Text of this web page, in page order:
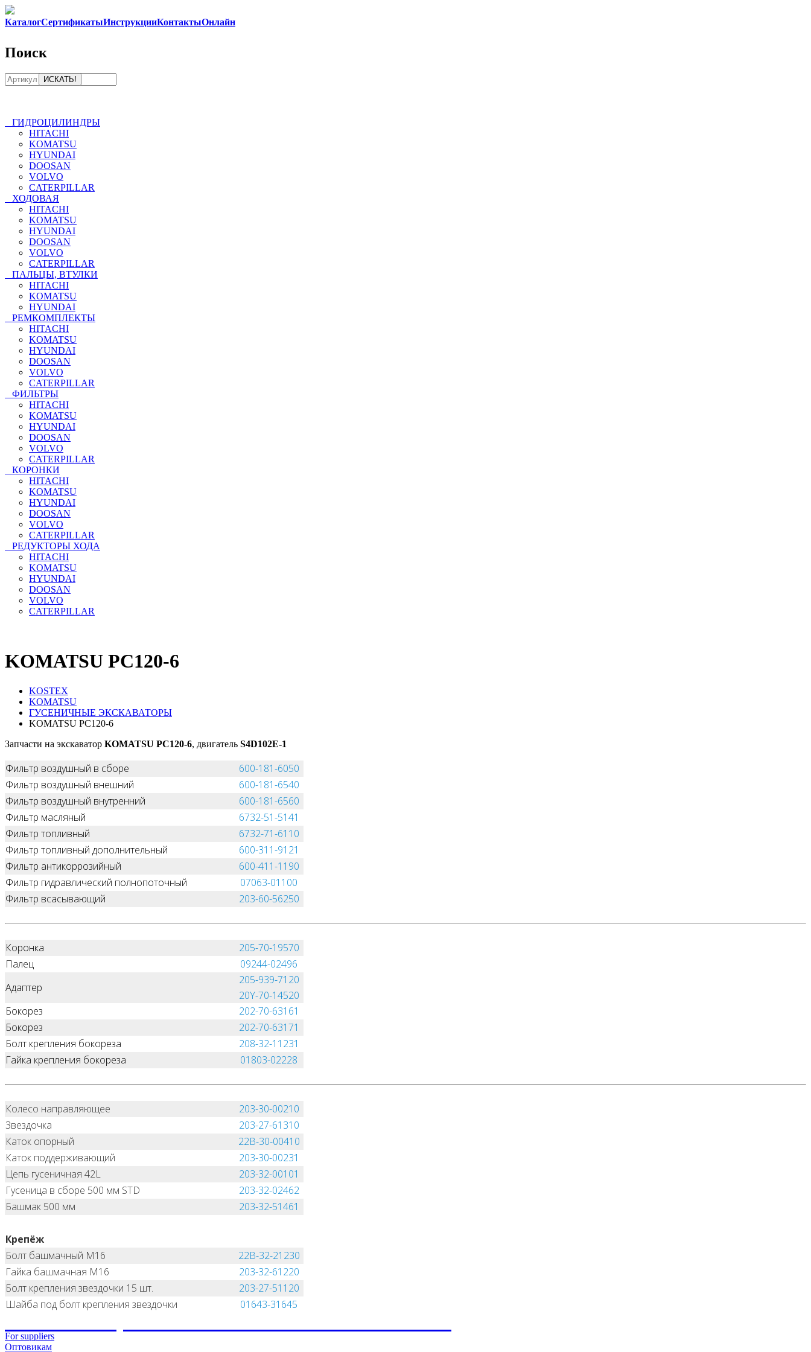
КаталогСертификатыИнструкцииКонтактыОнлайн
Поиск
ГИДРОЦИЛИНДРЫ
HITACHI
KOMATSU
HYUNDAI
DOOSAN
VOLVO
CATERPILLAR
ХОДОВАЯ
HITACHI
KOMATSU
HYUNDAI
DOOSAN
VOLVO
CATERPILLAR
ПАЛЬЦЫ, ВТУЛКИ
HITACHI
KOMATSU
HYUNDAI
РЕМКОМПЛЕКТЫ
HITACHI
KOMATSU
HYUNDAI
DOOSAN
VOLVO
CATERPILLAR
ФИЛЬТРЫ
HITACHI
KOMATSU
HYUNDAI
DOOSAN
VOLVO
CATERPILLAR
КОРОНКИ
HITACHI
KOMATSU
HYUNDAI
DOOSAN
VOLVO
CATERPILLAR
РЕДУКТОРЫ ХОДА
HITACHI
KOMATSU
HYUNDAI
DOOSAN
VOLVO
CATERPILLAR
KOMATSU PC120-6
KOSTEX
KOMATSU
ГУСЕНИЧНЫЕ ЭКСКАВАТОРЫ
KOMATSU PC120-6
Запчасти на экскаватор KOMATSU PC120-6, двигатель S4D102E-1
Фильтр воздушный в сборе
600-181-6050
Фильтр воздушный внешний
600-181-6540
Фильтр воздушный внутренний
600-181-6560
Фильтр масляный
6732-51-5141
Фильтр топливный
6732-71-6110
Фильтр топливный дополнительный
600-311-9121
Фильтр антикоррозийный
600-411-1190
Фильтр гидравлический полнопоточный
07063-01100
Фильтр всасывающий
203-60-56250
Коронка
205-70-19570
Палец
09244-02496
Адаптер
205-939-7120
20Y-70-14520
Бокорез
202-70-63161
Бокорез
202-70-63171
Болт крепления бокореза
208-32-11231
Гайка крепления бокореза
01803-02228
Колесо направляющее
203-30-00210
Звездочка
203-27-61310
Каток опорный
22B-30-00410
Каток поддерживающий
203-30-00231
Цепь гусеничная 42L
203-32-00101
Гусеница в сборе 500 мм STD
203-32-02462
Башмак 500 мм
203-32-51461
Крепёж
Болт башмачный M16
22B-32-21230
Гайка башмачная M16
203-32-61220
Болт крепления звездочки 15 шт.
203-27-51120
Шайба под болт крепления звездочки
01643-31645
For suppliers
Оптовикам